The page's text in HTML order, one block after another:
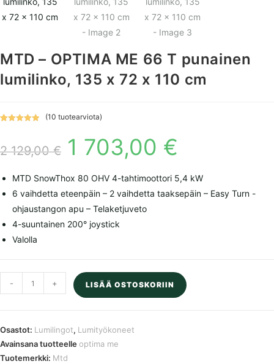
MTD – OPTIMA ME 66 T punainen
lumilinko, 135 x 72 x 110 cm
perustuen
arvotuksee
(10 tuotearviota)
2 129,00€
Alkuperäinen
oli:
129,00 €.
1 703,00 €
703,00 €.
MTD SnowThox 80 OHV 4-tahtimoottori 5,4 kW
6 vaihdetta eteenpäin – 2 vaihdetta taaksepäin – Easy Turn -
ohjaustangon apu – Telaketjuveto
4-suuntainen 200° joystick
Valolla
-
ME
66
T
- + LISÄÄ OSTOSKORIIN
Osastot: Lumilingot, Lumityökoneet
Avainsana tuotteelleoptima me
Tuotemerkki: Mtd